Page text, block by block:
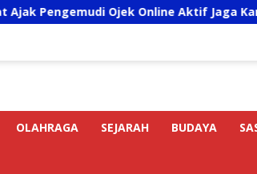
Ojek Online Aktif Jaga Kamtibmas
OLAHRAGA SEJARAH BUDAYA